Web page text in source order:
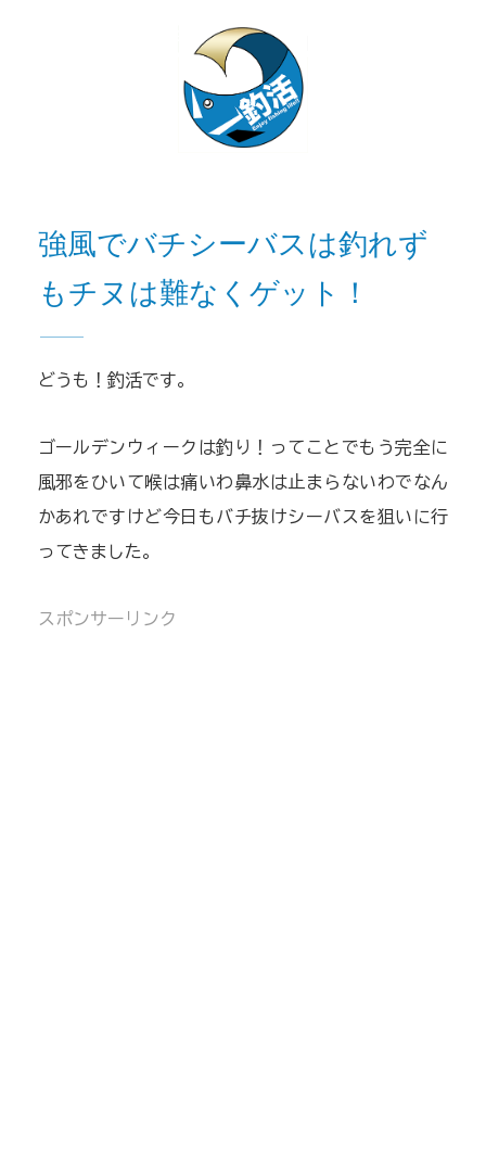
強風でバチシーバスは釣れず
もチヌは難なくゲット！
どうも！釣活です。
ゴールデンウィークは釣り！ってことでもう完全に
風邪をひいて喉は痛いわ鼻水は止まらないわでなん
かあれですけど今日もバチ抜けシーバスを狙いに行
ってきました。
スポンサーリンク